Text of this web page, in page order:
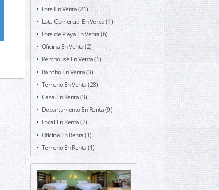
Lote En Venta (21)
Lote Comercial En Venta (1)
Lote de Playa En Venta (6)
Oficina En Venta (2)
Penthouse En Venta (1)
Rancho En Venta (3)
Terreno En Venta (28)
Casa En Renta (3)
Departamento En Renta (9)
Local En Renta (2)
Oficina En Renta (1)
Terreno En Renta (1)